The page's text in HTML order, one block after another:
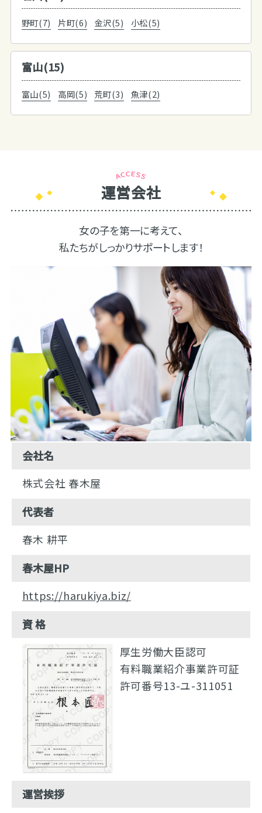
野町(7) 片町(6) 金沢(5) 小松(5)
富山(15)
富山(5) 高岡(5) 荒町(3) 魚津(2)
運営会社
女の子を第一に考えて、
私たちがしっかりサポートします！
会社名
株式会社 春木屋
代表者
春木 耕平
春木屋HP
https://harukiya.biz/
資 格
厚生労働大臣認可
有料職業紹介事業許可証
許可番号13-ユ-311051
運営挨拶